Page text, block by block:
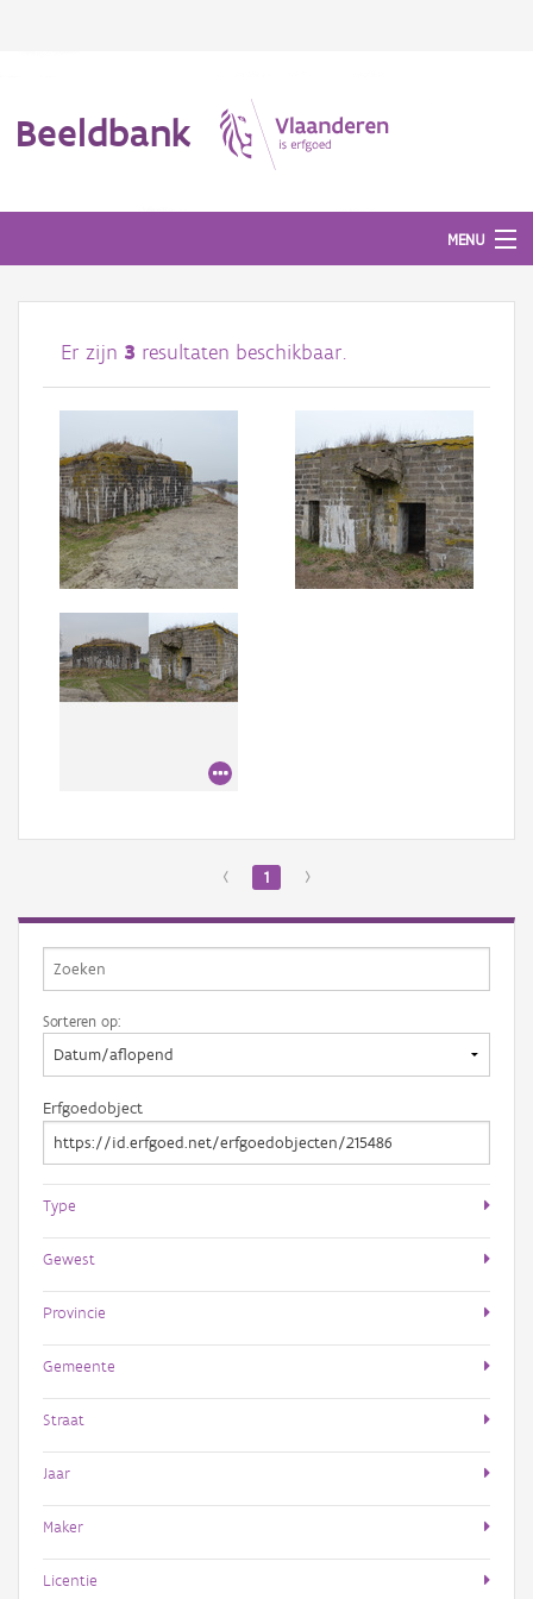
Beeldbank
MENU
Afbeeldingen
#BeeldIndeKijker
Hergebruik
Over ons
Aanmelden
Er zijn 3 resultaten beschikbaar.
‹ 1 ›
Sorteren op:
Erfgoedobject
Type
Gewest
Provincie
Gemeente
Straat
Jaar
Maker
Licentie